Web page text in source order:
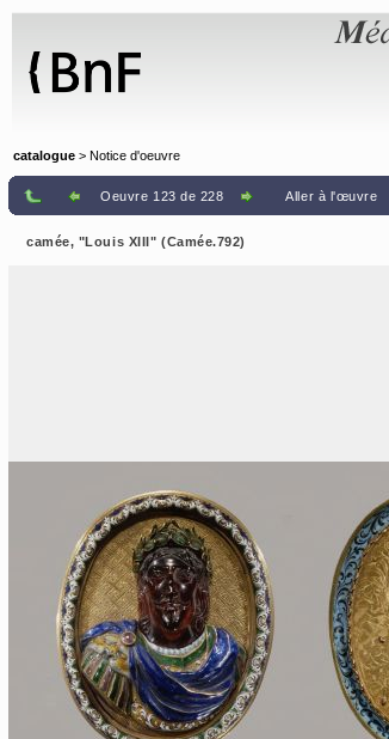
catalogue > Notice d'oeuvre
Oeuvre 123 de 228 Aller à l'œuvre
camée, "Louis XIII" (Camée.792)